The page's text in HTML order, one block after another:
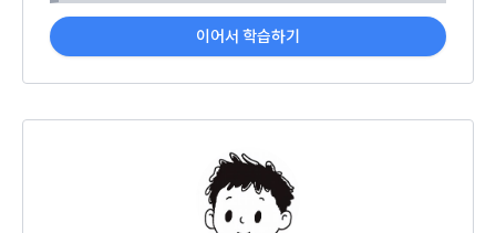
3. "회사"는 안정적인 서비스를 제공하기 위해 테스트 및 모니터
링 용도로 "사이트" 운영자가 ‘데이콘 인재풀 등록’ 정보를 열람
1. “회원”은 “사이트” 상에서 다음 또는 이와 유사한 방법에 의하
여 구매를 신청하며, “회사”는 이용자가 구매 신청을 함에 있어
서 다음의 각 내용을 알기 쉽게 제공하여야 한다.
유료 서비스 제공에 따르는 본인인증, 구매 및 요금 결제, 상품
및 서비스의 배송을 위하여 개인정보를 이용합니다.
이벤트 정보 및 참여기회 제공, 광고성 정보 제공 등 마케팅 및
서비스 이용기록과 접속 빈도 분석, 서비스 이용에 대한 통계, 서
이어서 학습하기